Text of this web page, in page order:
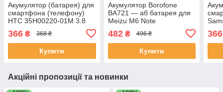
Акумулятор (батарея) для
смартфона (телефону)
HTC 35H00220-01M 3.8
366 ₴ 368 ₴
Купити
Акумулятор Borofone
BA721 — аб батарея для
Meizu M6 Note
482₴ 496 ₴
Купити
366
Акційні пропозиції та новинки